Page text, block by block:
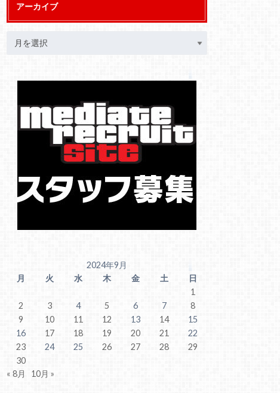
アーカイブ
2024年9月
月
火 水 木 金 土
日
1
2
3 4 5 6 7
8
9
10 11 12 13 14
15
16
17 18 19 20 21
22
23
24 25 26 27 28
29
30
« 8月
10月 »